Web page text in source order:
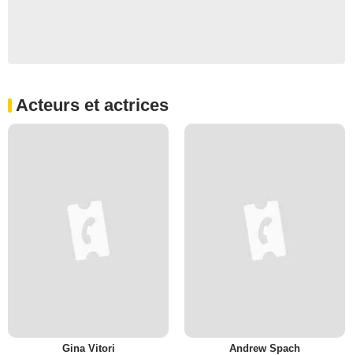
Acteurs et actrices
Gina Vitori Andrew Spach